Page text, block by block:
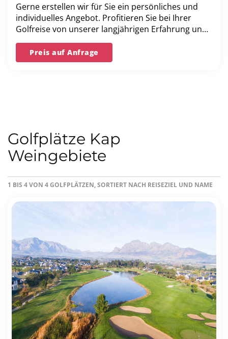
Gerne erstellen wir für Sie ein persönliches und
individuelles Angebot. Profitieren Sie bei Ihrer
Golfreise von unserer langjährigen Erfahrung und
unserer Bestpreis-Garantie.
Preis auf Anfrage
Golfplätze Kap
Weingebiete
1 BIS 4 VON 4 GOLFPLÄTZEN, SORTIERT NACH REISEZIEL UND NAME